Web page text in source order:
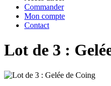
Commander
Mon compte
Contact
Lot de 3 :